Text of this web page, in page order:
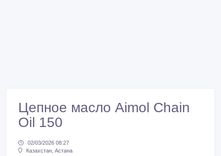
Цепное масло Aimol Chain
Oil 150
02/03/2026 08:27
Казахстан, Астана